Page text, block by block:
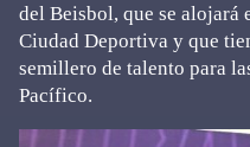
del Beisbol, que se alojará
Ciudad Deportiva y que
semillero de talento para
Pacífico.